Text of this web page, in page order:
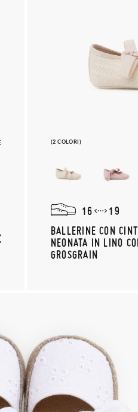
(2 COLORI)
16
19
BALLERINE CON
NEONATA IN LINO
GROSGRAIN